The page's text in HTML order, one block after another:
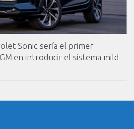
Sonic sería el primer
en introducir el sistema mild-